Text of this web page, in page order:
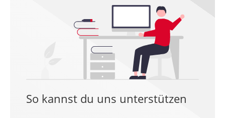
So kannst du uns unterstützen